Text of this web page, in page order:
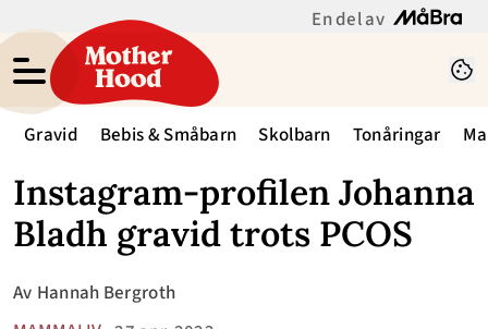
En del av
Gravid Bebis & Småbarn Skolbarn Tonåringar
Instagram-profilen Johanna
Bladh gravid trots PCOS
Av Hannah Bergroth